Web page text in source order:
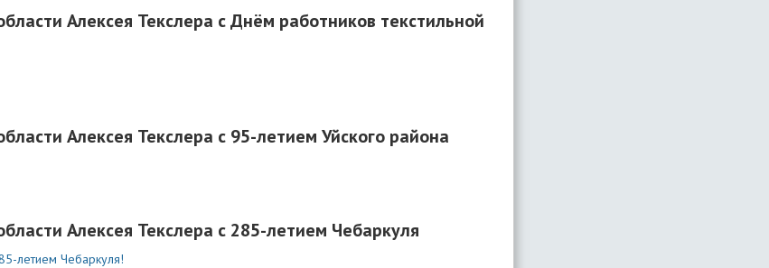
Алексея Текслера с Днём работников текстильной
Алексея Текслера с 95-летием Уйского района
Алексея Текслера с 285-летием Чебаркуля
летием Чебаркуля!